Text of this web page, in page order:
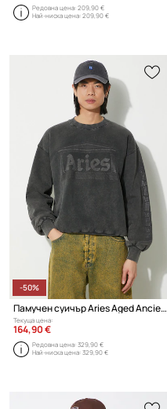
Редовна цена:209,90 €
Най-ниска цена:209,90 €
-50%
Памучен суичър Aries Aged Ancient Column Sweat
Текуща цена:
164,90 €
Редовна цена:329,90 €
Най-ниска цена:329,90 €